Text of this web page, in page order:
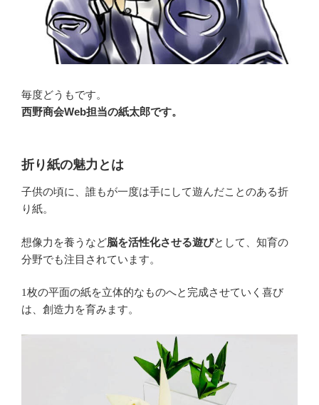
毎度どうもです。
西野商会Web担当の紙太郎です。
折り紙の魅力とは
子供の頃に、誰もが一度は手にして遊んだことのある折
り紙。
想像力を養うなど脳を活性化させる遊びとして、知育の
分野でも注目されています。
1枚の平面の紙を立体的なものへと完成させていく喜び
は、創造力を育みます。